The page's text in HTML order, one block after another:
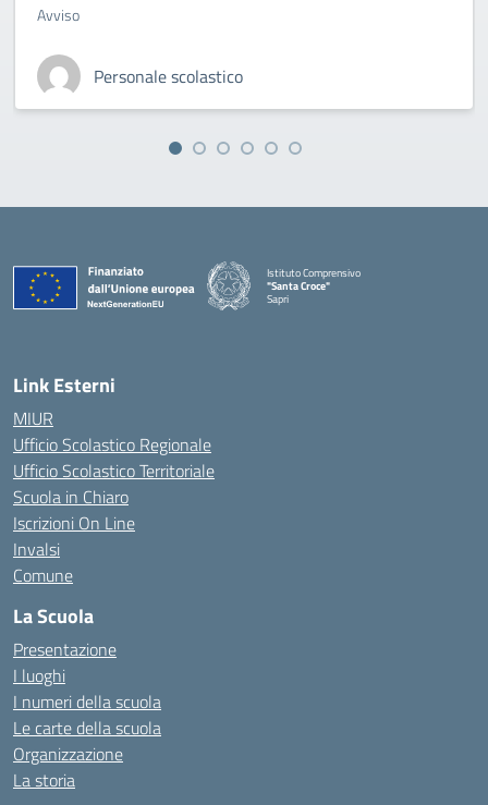
Avviso
Personale scolastico
Istituto Comprensivo
"Santa Croce"
Sapri
— Visita la pagina iniziale della scuola
Link Esterni
MIUR
Ufficio Scolastico Regionale
Ufficio Scolastico Territoriale
Scuola in Chiaro
Iscrizioni On Line
Invalsi
Comune
La Scuola
Presentazione
I luoghi
I numeri della scuola
Le carte della scuola
Organizzazione
La storia